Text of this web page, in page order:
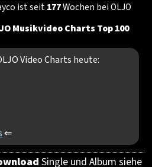
ist seit177Wochen bei OLJO
Musikvideo Charts Top 100
Video Charts heute:
⇐
Single und Album siehe